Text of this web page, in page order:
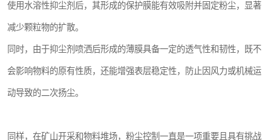
使用水溶性抑尘剂后，其形成的保护膜能有效吸附并固定粉尘，显著
减少颗粒物的扩散。
同时，由于抑尘剂喷洒后形成的薄膜具备一定的透气性和韧性，既不
会影响物料的原有性质，还能增强表层稳定性，防止因风力或机械运
动导致的二次扬尘。
同样，在矿山开采和物料堆场，粉尘控制一直是一项重要且具有挑战